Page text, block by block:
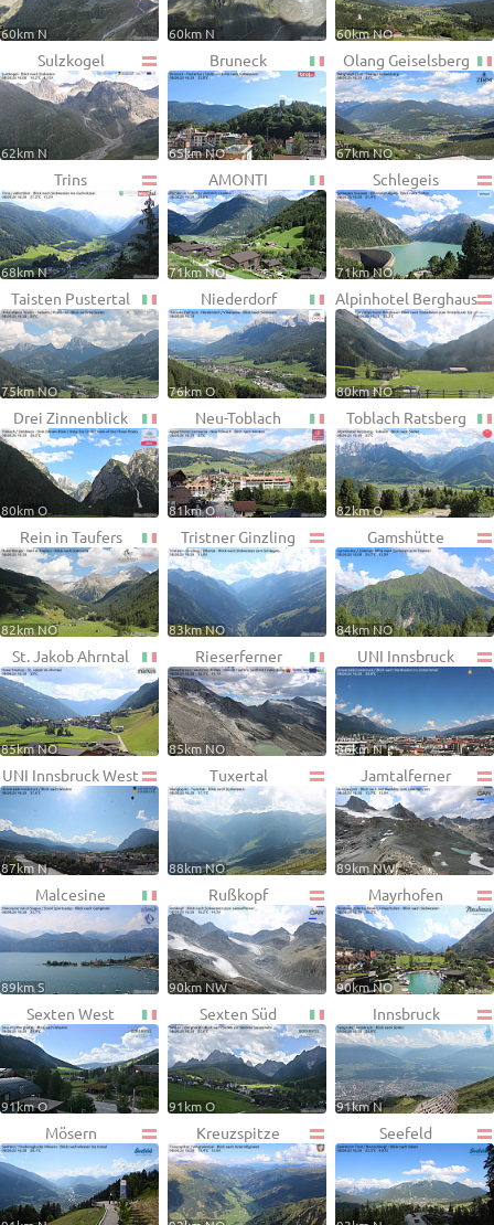
60km N 60km N 60km NO
Sulzkogel
62km N
Bruneck
65km NO
Olang Geiselsberg
67km NO
Trins
68km N
AMONTI
71km NO
Schlegeis
71km NO
Taisten Pustertal
75km NO
Niederdorf
76km O
Alpinhotel Berghaus
80km NO
Drei Zinnenblick
80km O
Neu-Toblach
81km O
Toblach Ratsberg
82km O
Rein in Taufers
82km NO
Tristner Ginzling
83km NO
Gamshütte
84km NO
St. Jakob Ahrntal
85km NO
Rieserferner
85km NO
UNI Innsbruck
86km N
UNI Innsbruck West
87km N
Tuxertal
88km NO
Jamtalferner
89km NW
Malcesine
89km S
Rußkopf
90km NW
Mayrhofen
90km NO
Sexten West
91km O
Sexten Süd
91km O
Innsbruck
91km N
Mösern Kreuzspitze Seefeld